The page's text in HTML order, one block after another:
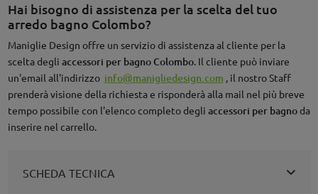
Hai bisogno di assistenza per la scelta del tuo
arredo bagno Colombo?
Maniglie Design offre un servizio di assistenza al cliente per la
scelta degli accessori per bagno Colombo. Il cliente può inviare
un'email all'indirizzo info@manigliedesign.com , il nostro Staff
prenderà visione della richiesta e risponderà alla mail nel più breve
tempo possibile con l'elenco completo degli accessori per bagnoda
inserire nel carrello.
SCHEDA TECNICA